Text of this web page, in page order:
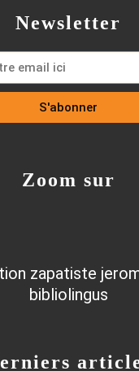
Newsletter
Zoom sur